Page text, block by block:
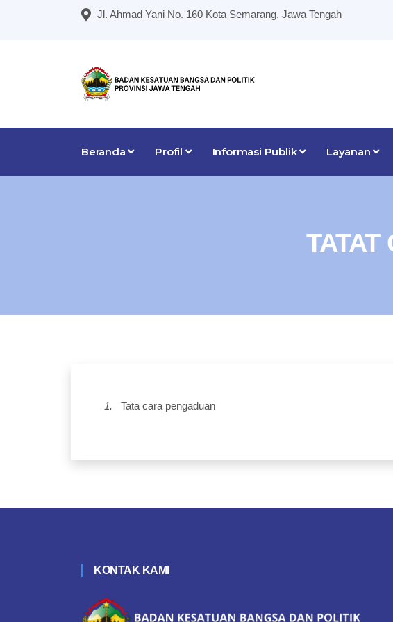
Jl. Ahmad Yani No. 160 Kota Semarang, Jawa Tengah
Beranda Profil Informasi Publik Layanan
TATAT
1. Tata cara pengaduan
KONTAK KAMI